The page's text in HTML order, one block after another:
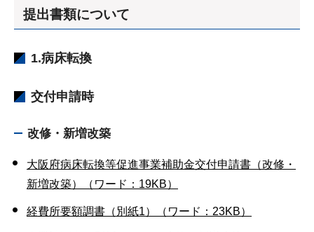
提出書類について
1.病床転換
交付申請時
改修・新増改築
大阪府病床転換等促進事業補助金交付申請書（改修・
新増改築）（ワード：19KB）
経費所要額調書（別紙1）（ワード：23KB）